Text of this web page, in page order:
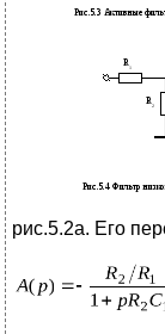
рис.5.2а. Его